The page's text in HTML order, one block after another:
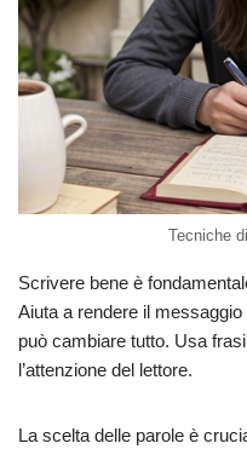
Tecniche
Scrivere bene è
Aiuta a rendere il
può cambiare tutto. Usa
l’attenzione del lettore.
La scelta delle parole è